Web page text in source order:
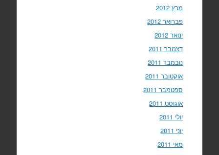
מרץ 2012
פברואר 2012
ינואר 2012
דצמבר 2011
נובמבר 2011
אוקטובר 2011
ספטמבר 2011
אוגוסט 2011
יולי 2011
יוני 2011
מאי 2011